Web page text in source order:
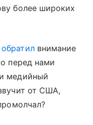
более широких
обратилвнимание
перед нами
медийный
от США,